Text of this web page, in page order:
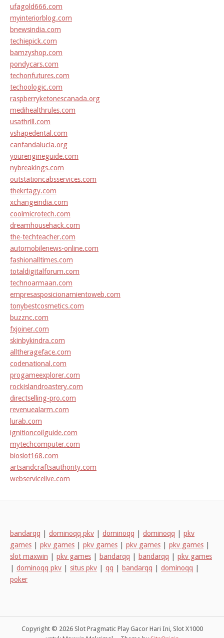
ufagold666.com
myinteriorblog.com
bnewsindia.com
techiepick.com
bamzyshop.com
pondycars.com
techonfutures.com
techoologic.com
raspberryketonescanada.org
medihealthrules.com
usathrill.com
vshapedental.com
canfandalucia.org
yourengineguide.com
nybreakings.com
outstationcabsservices.com
thekrtagy.com
xchangeindia.com
coolmicrotech.com
dreamhousehack.com
the-techteacher.com
automobilenews-online.com
fashionalltimes.com
totaldigitalforum.com
technoarmaan.com
empresasposicionamientoweb.com
tonybestcosmetics.com
buzznc.com
fxjoiner.com
skinbykindra.com
alltherageface.com
codenational.com
progameexplorer.com
rockislandroastery.com
directselling-pro.com
revenuealarm.com
lurab.com
ignitioncoilguide.com
mytechcomputer.com
bioslot168.com
artsandcraftsauthority.com
webservicelive.com
bandarqq | dominoqq pkv | dominoqq | dominoqq | pkv
games | pkv games | pkv games | pkv games | pkv games |
slot maxwin | pkv games | bandarqq | bandarqq | pkv games
| dominoqq pkv | situs pkv | qq | bandarqq | dominoqq |
poker
Copyright © 2026 Slot Pragmatic Play Gacor Hari Ini, Slot X1000